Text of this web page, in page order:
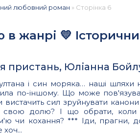
любовний роман » Сторінка 6
жанрі 💛 Історичний
пристань, Юліанна
і син моряка… наші шляхи
по-іншому. Що може
вистачить сил зруйнувати
свою долю? І що обрати, коли
чи кохання? *** Іди, прагни,